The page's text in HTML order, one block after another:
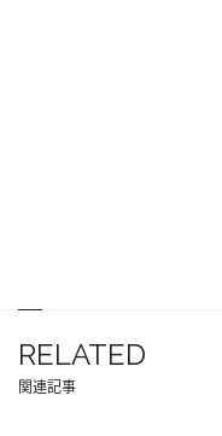
RELATED
関連記事